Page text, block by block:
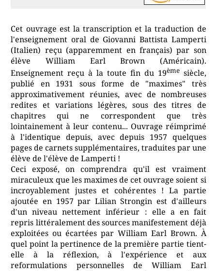
Cet ouvrage est la transcription et la traduction de
l'enseignement oral de Giovanni Battista Lamperti
(Italien) reçu (apparemment en français) par son
élève William Earl Brown (Américain).
Enseignement reçu à la toute fin du 19èmesiècle,
publié en 1931 sous forme de "maximes" très
approximativement réunies, avec de nombreuses
redites et variations légères, sous des titres de
chapitres qui ne correspondent que très
lointainement à leur contenu... Ouvrage réimprimé
à l'identique depuis, avec depuis 1957 quelques
pages de carnets supplémentaires, traduites par une
élève de l'élève de Lamperti !
Ceci exposé, on comprendra qu'il est vraiment
miraculeux que les maximes de cet ouvrage soient si
incroyablement justes et cohérentes ! La partie
ajoutée en 1957 par Lilian Strongin est d'ailleurs
d'un niveau nettement inférieur : elle a en fait
repris littéralement des sources manifestement déjà
exploitées ou écartées par William Earl Brown. À
quel point la pertinence de la première partie tient-
elle à la réflexion, à l'expérience et aux
reformulations personnelles de William Earl